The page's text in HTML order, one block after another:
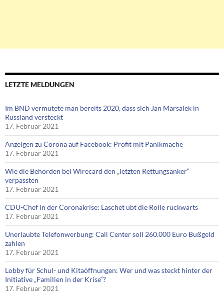
LETZTE MELDUNGEN
Im BND vermutete man bereits 2020, dass sich Jan Marsalek in
Russland versteckt
17. Februar 2021
Anzeigen zu Corona auf Facebook: Profit mit Panikmache
17. Februar 2021
Wie die Behörden bei Wirecard den „letzten Rettungsanker“
verpassten
17. Februar 2021
CDU-Chef in der Coronakrise: Laschet übt die Rolle rückwärts
17. Februar 2021
Unerlaubte Telefonwerbung: Call Center soll 260.000 Euro Bußgeld
zahlen
17. Februar 2021
Lobby für Schul- und Kitaöffnungen: Wer und was steckt hinter der
Initiative „Familien in der Krise“?
17. Februar 2021